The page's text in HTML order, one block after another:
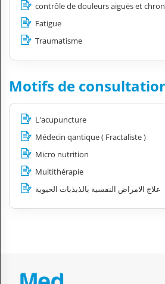
contrôle de douleurs aiguës et
Fatigue
Traumatisme
Motifs de
L'acupuncture
Médecin qantique ( Fractaliste )
Micro nutrition
Multithérapie
علاج الامراض النفسية بالذبذبات الحيوية